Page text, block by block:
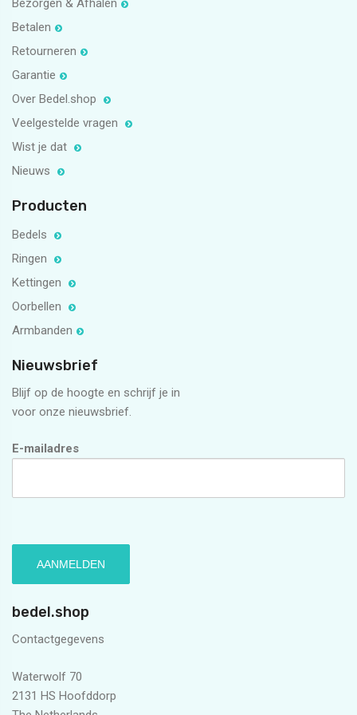
Bezorgen & Afhalen
Betalen
Retourneren
Garantie
Over Bedel.shop
Veelgestelde vragen
Wist je dat
Nieuws
Producten
Bedels
Ringen
Kettingen
Oorbellen
Armbanden
Nieuwsbrief
Blijf op de hoogte en schrijf je in
voor onze nieuwsbrief.
E-mailadres
bedel.shop
Contactgegevens
Waterwolf 70
2131 HS Hoofddorp